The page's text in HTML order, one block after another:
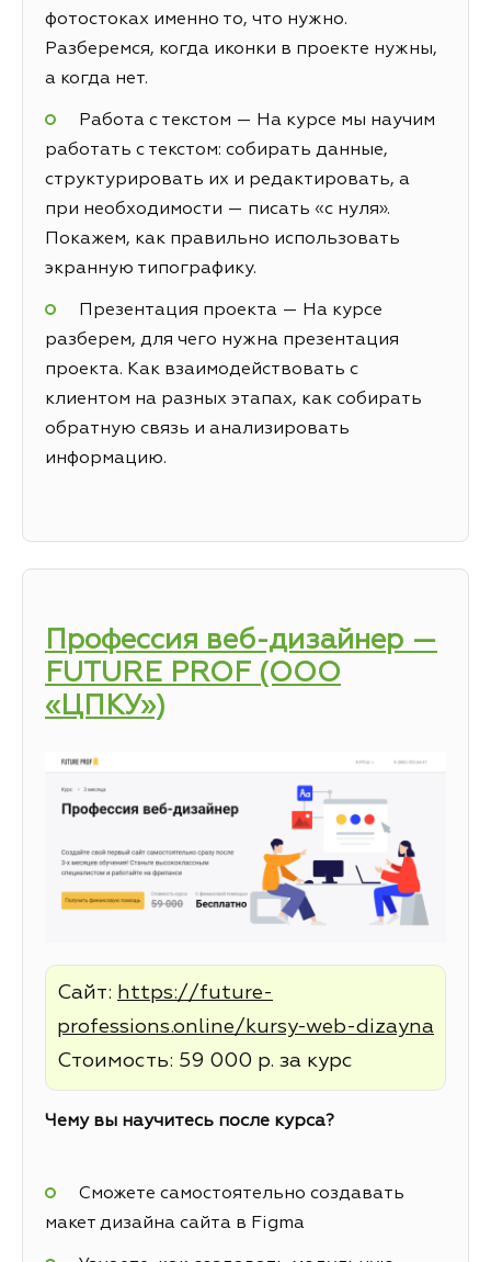
фотостоках именно то, что нужно.
Разберемся, когда иконки в проекте нужны,
а когда нет.
Работа с текстом — На курсе мы научим
работать с текстом: собирать данные,
структурировать их и редактировать, а
при необходимости — писать «с нуля».
Покажем, как правильно использовать
экранную типографику.
Презентация проекта — На курсе
разберем, для чего нужна презентация
проекта. Как взаимодействовать с
клиентом на разных этапах, как собирать
обратную связь и анализировать
информацию.
Профессия веб-дизайнер —
FUTURE PROF (ООО
«ЦПКУ»)
Сайт: https://future-
professions.online/kursy-web-dizayna
Стоимость: 59 000 р. за курс
Чему вы научитесь после курса?
Сможете самостоятельно создавать
макет дизайна сайта в Figma